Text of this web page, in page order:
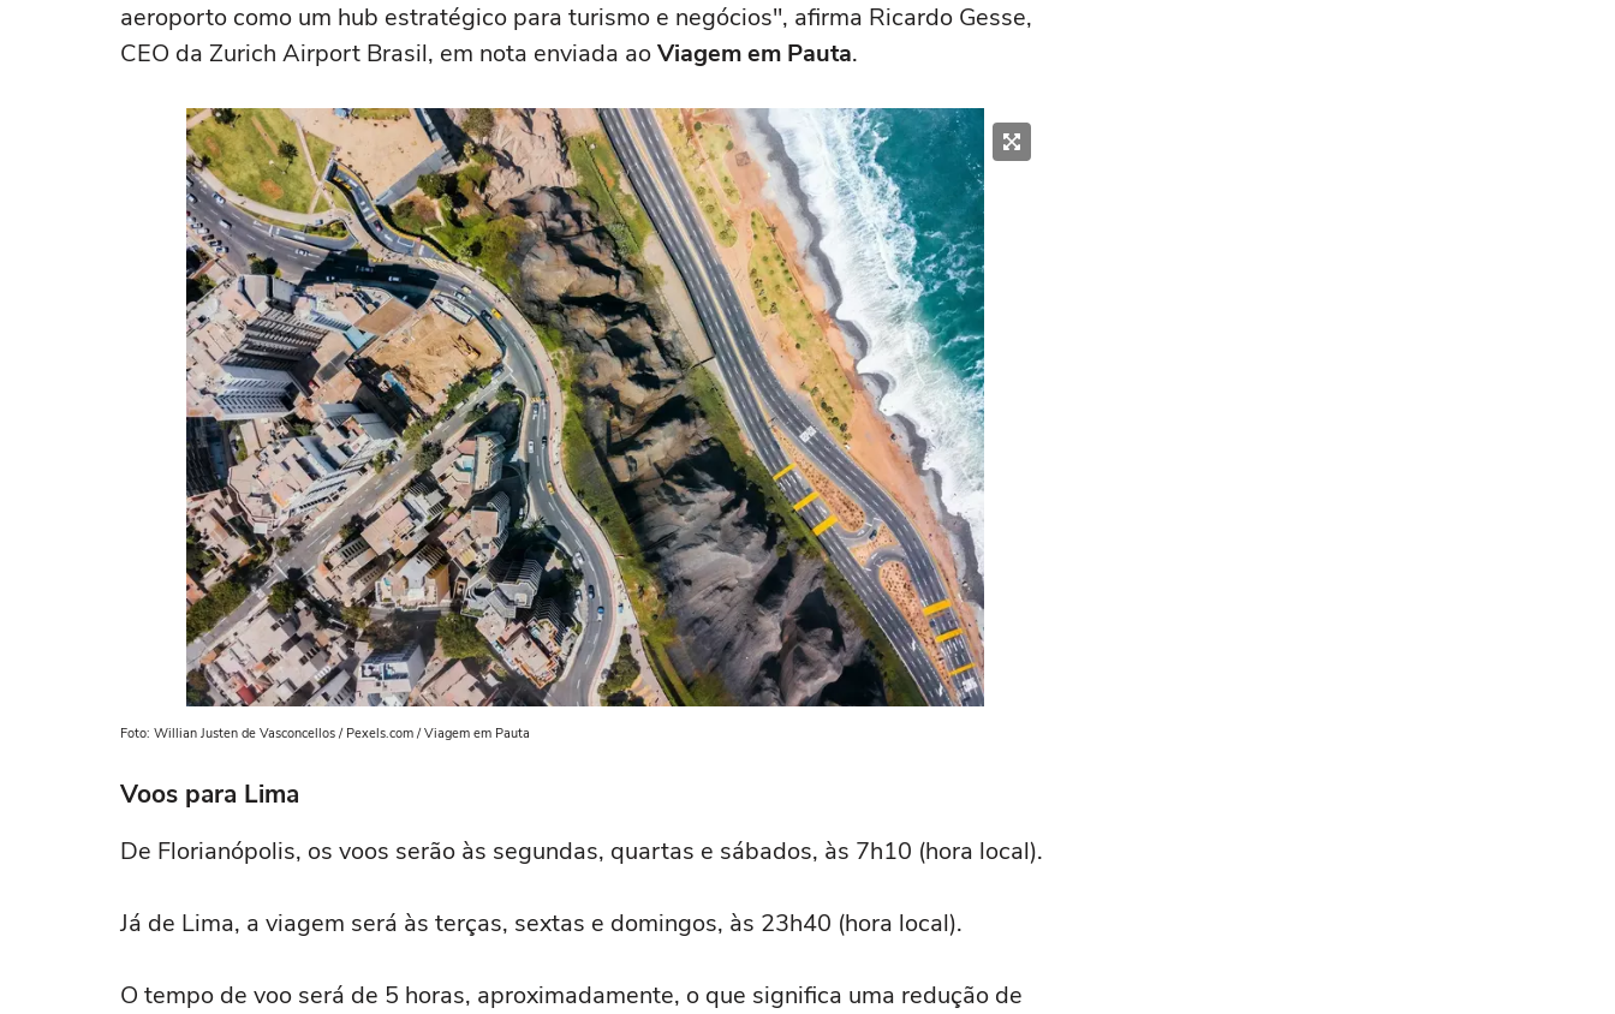
aeroporto como um hub estratégico para turismo e negócios", afirma Ricardo Gesse,
CEO da Zurich Airport Brasil, em nota enviada aoViagem em Pauta.
Foto: Willian Justen de Vasconcellos / Pexels.com / Viagem em Pauta
Voos para Lima
De Florianópolis, os voos serão às segundas, quartas e sábados, às 7h10 (hora local).
Já de Lima, a viagem será às terças, sextas e domingos, às 23h40 (hora local).
O tempo de voo será de 5 horas, aproximadamente, o que significa uma redução de